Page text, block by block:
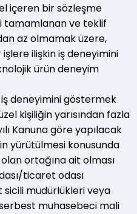
içeren bir sözleşme
tamamlanan ve teklif
az olmamak üzere,
ilişkin iş deneyimini
ürün deneyim
deneyimini göstermek
kişiliğin yarısından fazla
Kanuna göre yapılacak
yürütülmesi konusunda
ortağına ait olması
ticaret odası
müdürlükleri veya
muhasebeci mali